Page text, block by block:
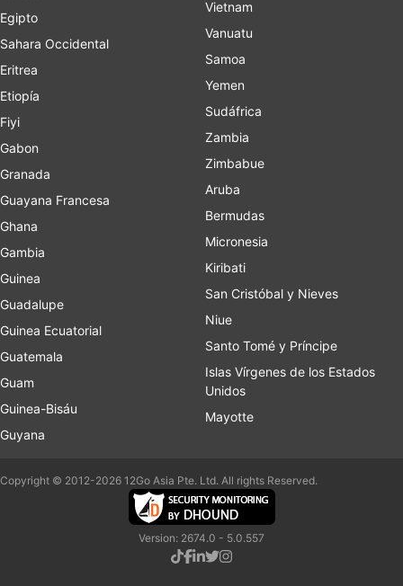
Egipto
Sahara Occidental
Eritrea
Etiopía
Fiyi
Gabon
Granada
Guayana Francesa
Ghana
Gambia
Guinea
Guadalupe
Guinea Ecuatorial
Guatemala
Guam
Guinea-Bisáu
Guyana
Vietnam
Vanuatu
Samoa
Yemen
Sudáfrica
Zambia
Zimbabue
Aruba
Bermudas
Micronesia
Kiribati
San Cristóbal y Nieves
Niue
Santo Tomé y Príncipe
Islas Vírgenes de los Estados
Unidos
Mayotte
Copyright © 2012-2026 12Go Asia Pte. Ltd. All rights Reserved.
Version: 2674.0 - 5.0.557